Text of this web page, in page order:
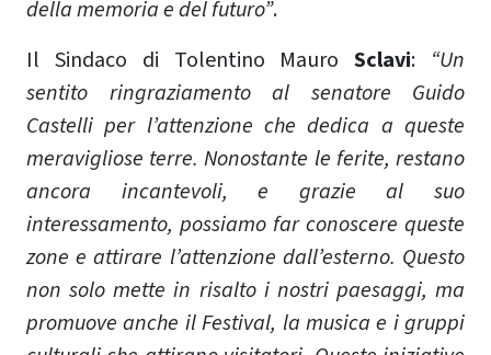
della memoria e del futuro”.
Il Sindaco di Tolentino MauroSclavi: “Un
sentito ringraziamento al senatore Guido
Castelli per l’attenzione che dedica a queste
meravigliose terre. Nonostante le ferite, restano
ancora incantevoli, e grazie al suo
interessamento, possiamo far conoscere queste
zone e attirare l’attenzione dall’esterno. Questo
non solo mette in risalto i nostri paesaggi, ma
promuove anche il Festival, la musica e i gruppi